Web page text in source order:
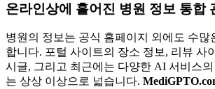
온라인상에 흩어진 병원 정보 통합
병원의 정보는 공식 홈페이지 외에도 수많
합니다. 포털 사이트의 장소 정보, 리뷰 사
시글, 그리고 최근에는 다양한 AI 서비스의
는 상상 이상으로 넓습니다.